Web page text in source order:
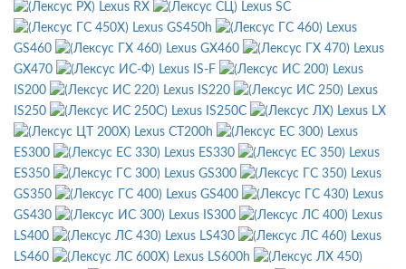
Lexus RX
Lexus SC
Lexus GS450h
Lexus
GS460
Lexus GX460
Lexus
GX470
Lexus IS-F
Lexus
IS200
Lexus IS220
Lexus
IS250
Lexus IS250C
Lexus LX
Lexus CT200h
Lexus
ES300
Lexus ES330
Lexus
ES350
Lexus GS300
Lexus
GS350
Lexus GS400
Lexus
GS430
Lexus IS300
Lexus
LS400
Lexus LS430
Lexus
LS460
Lexus LS600h